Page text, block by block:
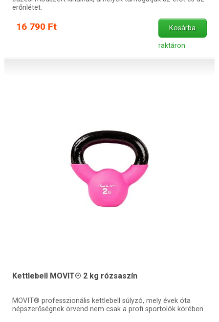
erőnlétet.
16 790 Ft Kosárba
raktáron
Kettlebell MOVIT® 2 kg rózsaszín
MOVIT® professzionális kettlebell súlyzó, mely évek óta
népszerőségnek örvend nem csak a profi sportolók körében